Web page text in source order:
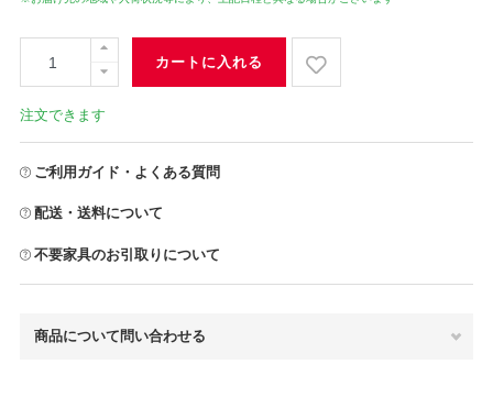
カートに入れる
注文できます
ご利用ガイド・よくある質問
配送・送料について
不要家具のお引取りについて
商品について問い合わせる